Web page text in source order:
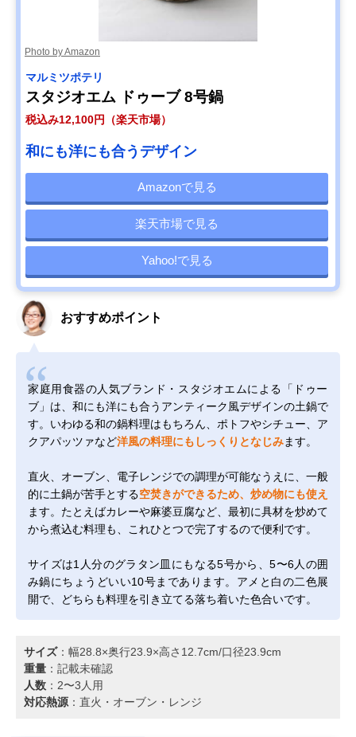
Photo by Amazon
マルミツポテリ
スタジオエム ドゥーブ 8号鍋
税込み12,100円（楽天市場）
和にも洋にも合うデザイン
Amazonで見る
楽天市場で見る
Yahoo!で見る
おすすめポイント
家庭用食器の人気ブランド・スタジオエムによる「ドゥー
ブ」は、和にも洋にも合うアンティーク風デザインの土鍋で
す。いわゆる和の鍋料理はもちろん、ポトフやシチュー、ア
クアパッツァなど洋風の料理にもしっくりとなじみます。
直火、オーブン、電子レンジでの調理が可能なうえに、一般
的に土鍋が苦手とする空焚きができるため、炒め物にも使え
ます。たとえばカレーや麻婆豆腐など、最初に具材を炒めて
から煮込む料理も、これひとつで完了するので便利です。
サイズは1人分のグラタン皿にもなる5号から、5〜6人の囲
み鍋にちょうどいい10号まであります。アメと白の二色展
開で、どちらも料理を引き立てる落ち着いた色合いです。
サイズ：幅28.8×奥行23.9×高さ12.7cm/口径23.9cm
重量 ：記載未確認
人数 ：2〜3人用
対応熱源 ：直火・オーブン・レンジ